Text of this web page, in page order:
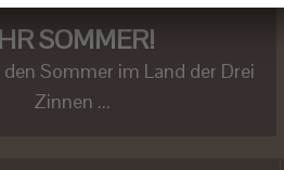
SOMMER!
den Sommer im Land der Drei
Zinnen ...